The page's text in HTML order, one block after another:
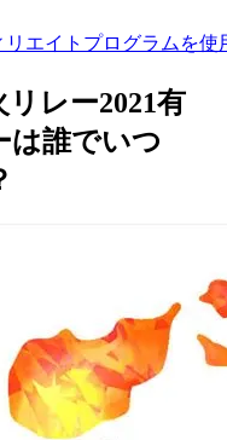
エイトプログラムを使
レー2021有
は誰でいつ